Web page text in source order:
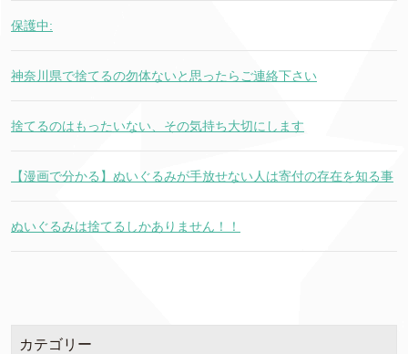
保護中:
神奈川県で捨てるの勿体ないと思ったらご連絡下さい
捨てるのはもったいない、その気持ち大切にします
【漫画で分かる】ぬいぐるみが手放せない人は寄付の存在を知る事
ぬいぐるみは捨てるしかありません！！
カテゴリー